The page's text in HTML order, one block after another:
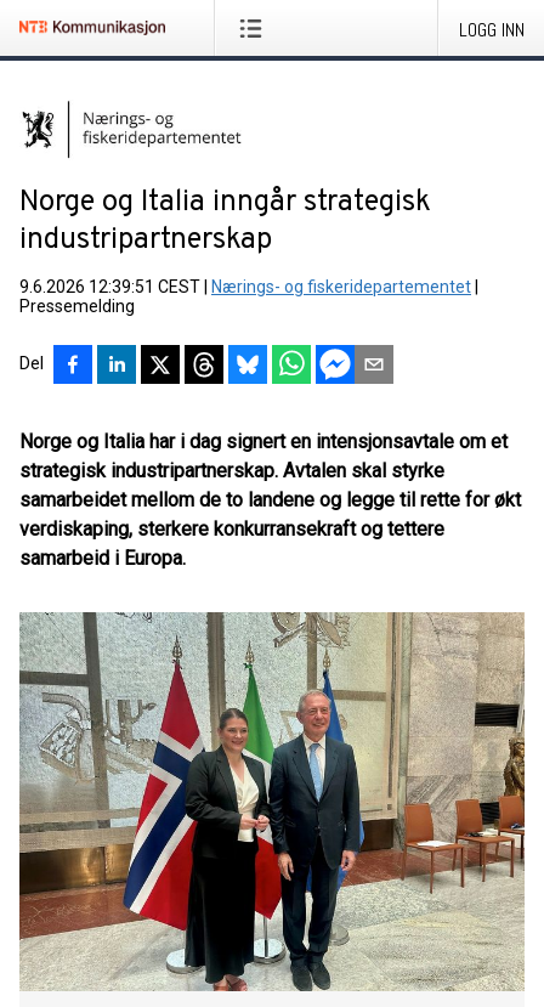
LOGG INN
Norge og Italia inngår strategisk
industripartnerskap
9.6.2026 12:39:51 CEST Nærings- og fiskeridepartementet
Pressemelding
Del
Norge og Italia har i dag signert en intensjonsavtale om et
strategisk industripartnerskap. Avtalen skal styrke
samarbeidet mellom de to landene og legge til rette for økt
verdiskaping, sterkere konkurransekraft og tettere
samarbeid i Europa.